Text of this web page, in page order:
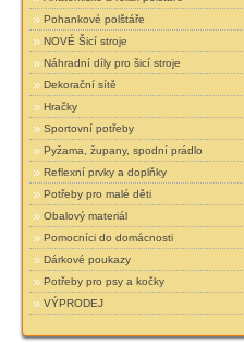
Pohankové polštáře
NOVÉ Šicí stroje
Náhradní díly pro šicí stroje
Dekorační sítě
Hračky
Sportovní potřeby
Pyžama, župany, spodní prádlo
Reflexní prvky a doplňky
Potřeby pro malé děti
Obalový materiál
Pomocníci do domácnosti
Dárkové poukazy
Potřeby pro psy a kočky
VÝPRODEJ